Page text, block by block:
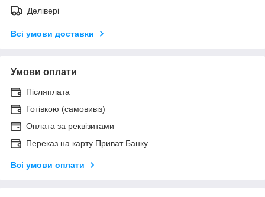
Делівері
Всі умови доставки
Умови оплати
Післяплата
Готівкою (самовивіз)
Оплата за реквізитами
Переказ на карту Приват Банку
Всі умови оплати